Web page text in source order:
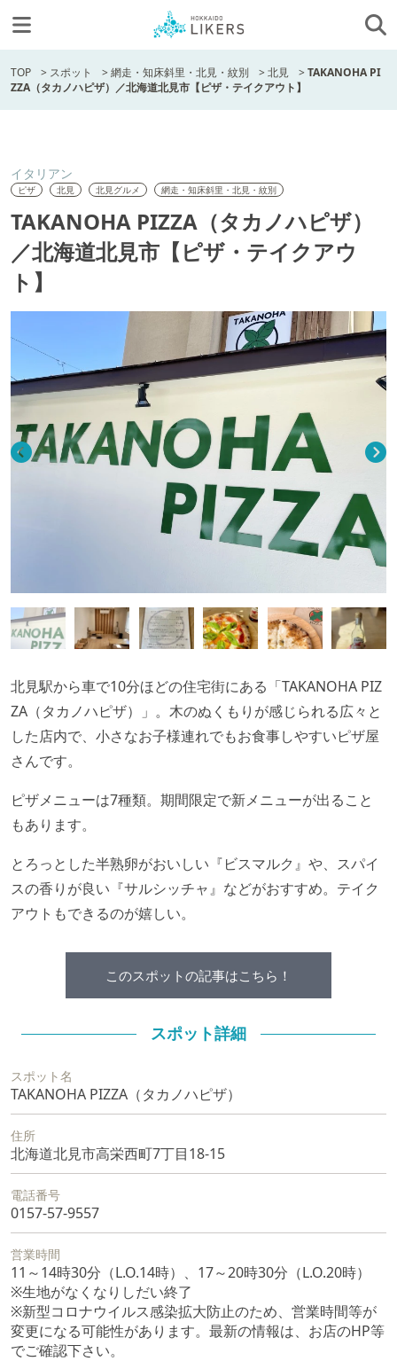
TOP > スポット >網走・知床斜里・北見・紋別 >北見 >TAKANOHA PI
ZZA（タカノハピザ）／北海道北見市【ピザ・テイクアウト】
イタリアン
ピザ 北見 北見グルメ 網走・知床斜里・北見・紋別
TAKANOHA PIZZA（タカノハピザ）
／北海道北見市【ピザ・テイクアウ
ト】
北見駅から車で10分ほどの住宅街にある「TAKANOHA PIZ
ZA（タカノハピザ）
」。木のぬくもりが感じられる広々と
した店内で、小さなお子様連れでもお食事しやすいピザ屋
さんです。
ピザメニューは7種類。期間限定で新メニューが出ること
もあります。
とろっとした半熟卵がおいしい『ビスマルク』や、スパイ
スの香りが良い『サルシッチャ』などがおすすめ。テイク
アウトもできるのが嬉しい。
このスポットの記事はこちら！
スポット詳細
スポット名
TAKANOHA PIZZA（タカノハピザ）
住所
北海道北見市高栄西町7丁目18-15
電話番号
0157-57-9557
営業時間
11～14時30分（L.O.14時）、17～20時30分（L.O.20時）
※生地がなくなりしだい終了
※新型コロナウイルス感染拡大防止のため、営業時間等が
変更になる可能性があります。最新の情報は、お店のHP等
でご確認下さい。